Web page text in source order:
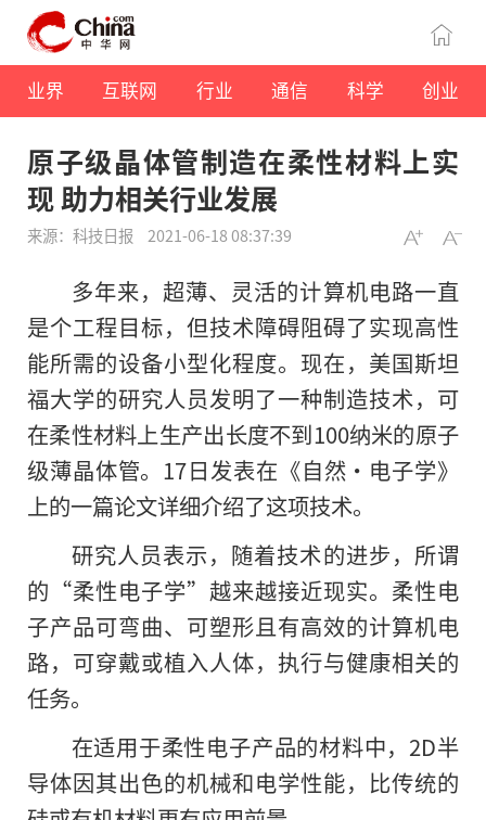
业界 互联网 行业 通信 科学 创业
原子级晶体管制造在柔性材料上实
现 助力相关行业发展
来源：科技日报 2021-06-18 08:37:39
多年来，超薄、灵活的计算机电路一直
是个工程目标，但技术障碍阻碍了实现高性
能所需的设备小型化程度。现在，美国斯坦
福大学的研究人员发明了一种制造技术，可
在柔性材料上生产出长度不到100纳米的原子
级薄晶体管。17日发表在《自然·电子学》
上的一篇论文详细介绍了这项技术。
研究人员表示，随着技术的进步，所谓
的“柔性电子学”越来越接近现实。柔性电
子产品可弯曲、可塑形且有高效的计算机电
路，可穿戴或植入人体，执行与健康相关的
任务。
在适用于柔性电子产品的材料中，2D半
导体因其出色的机械和电学性能，比传统的